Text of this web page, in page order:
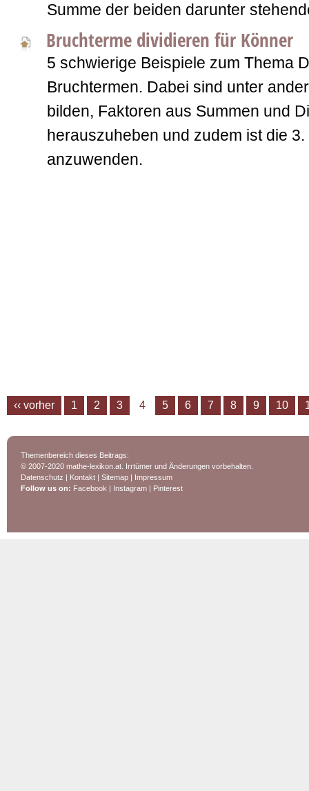
Summe der beiden darunter
Bruchterme dividieren für Könner
5 schwierige Beispiele zum Thema
Bruchtermen. Dabei sind unter
bilden, Faktoren aus Summen und
herauszuheben und zudem ist die
anzuwenden.
‹‹ vorher 1 2 3 4 5 6 7 8 9 10
Themenbereich dieses Beitrags:
© 2007-2020 mathe-lexikon.at. Irrtümer und Änderungen vorbehalten.
Datenschutz | Kontakt | Sitemap | Impressum
Follow us on: Facebook | Instagram | Pinterest